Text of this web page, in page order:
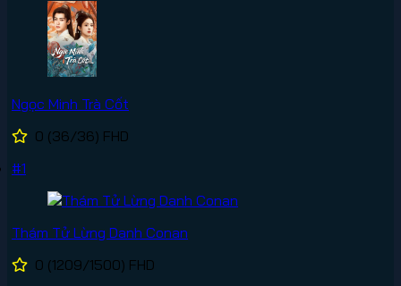
Ngọc Minh Trà Cốt
0 (36/36) FHD
#1
Thám Tử Lừng Danh Conan
0 (1209/1500) FHD